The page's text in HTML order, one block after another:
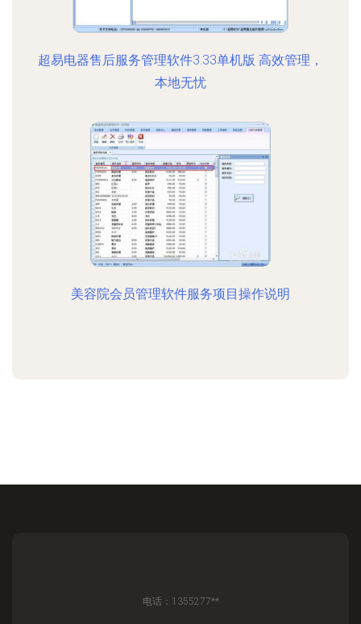
超易电器售后服务管理软件3.33单机版 高效管理，
本地无忧
美容院会员管理软件服务项目操作说明
电话：1355277**